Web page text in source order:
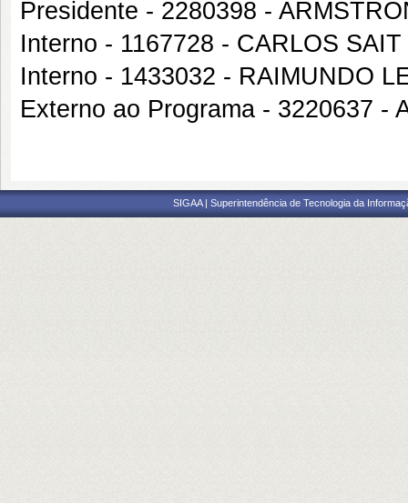
Presidente - 2280398 -
Interno - 1167728 - CARLOS
Interno - 1433032 - RAIMUNDO
Externo ao Programa - 3220637 -
SIGAA | Superintendência de Tecnologia da